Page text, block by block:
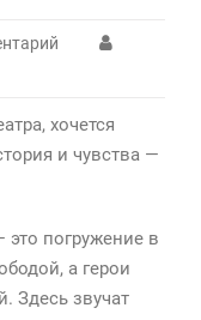
хочется
и чувства —
это погружение в
а герои
Здесь звучат